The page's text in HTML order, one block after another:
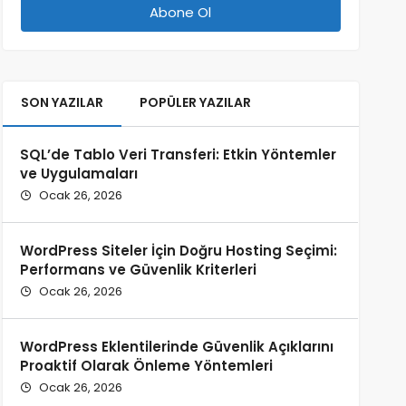
SON YAZILAR POPÜLER YAZILAR
SQL’de Tablo Veri Transferi: Etkin Yöntemler
ve Uygulamaları
Ocak 26, 2026
WordPress Siteler İçin Doğru Hosting Seçimi:
Performans ve Güvenlik Kriterleri
Ocak 26, 2026
WordPress Eklentilerinde Güvenlik Açıklarını
Proaktif Olarak Önleme Yöntemleri
Ocak 26, 2026